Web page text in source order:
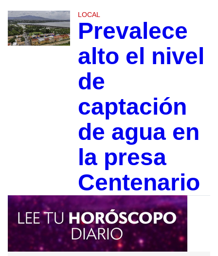
LOCAL
Prevalece
alto el nivel
de
captación
de agua en
la presa
Centenario